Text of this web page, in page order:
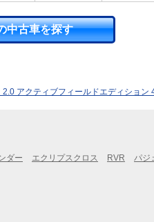
中古車を探す
2.0 アクティブフィールドエディション
ダー エクリプスクロス RVR パジ